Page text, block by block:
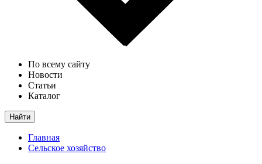
По всему сайту
Новости
Статьи
Каталог
Найти
Главная
Сельское хозяйство